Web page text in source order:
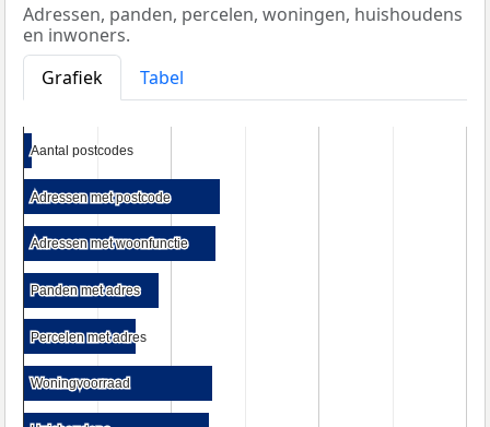
Adressen, panden, percelen, woningen, huishoudens
en inwoners.
Grafiek
Tabel
Aantal postcodes
Aantal postcodes
Adressen met postcode
Adressen met postcode
Adressen met woonfunctie
Adressen met woonfunctie
Panden met adres
Panden met adres
Percelen met adres
Percelen met adres
Woningvoorraad
Woningvoorraad